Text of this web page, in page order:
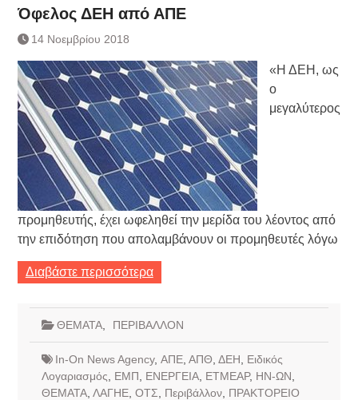
Όφελος ΔΕΗ από ΑΠΕ
14 Νοεμβρίου 2018
«Η ΔΕΗ, ως
ο
μεγαλύτερος
προμηθευτής, έχει ωφεληθεί την μερίδα του λέοντος από
την επιδότηση που απολαμβάνουν οι προμηθευτές λόγω
Διαβάστε περισσότερα
ΘΕΜΑΤΑ, ΠΕΡΙΒΑΛΛΟΝ
In-On News Agency, ΑΠΕ, ΑΠΘ ΔΕΗ
Ειδικός
Λογαριασμός
ΕΜΠ ΕΝΕΡΓΕΙΑ, ΕΤΜΕΑΡ, ΗΝ-ΩΝ
ΘΕΜΑΤΑ, ΛΑΓΗΕ, ΟΤΣ Περιβάλλον, ΠΡΑΚΤΟΡΕΙΟ